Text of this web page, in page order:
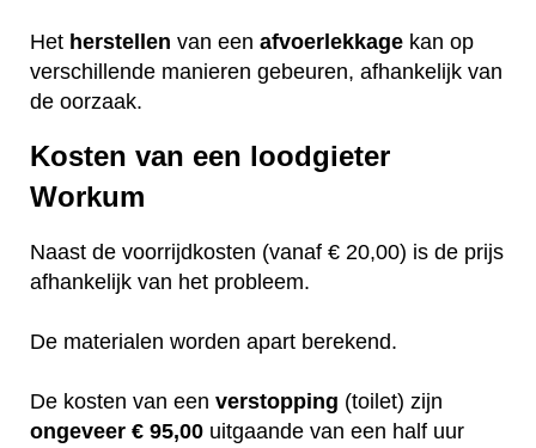
Het herstellen van een afvoerlekkage kan op
verschillende manieren gebeuren, afhankelijk van
de oorzaak.
Kosten van een loodgieter
Workum
Naast de voorrijdkosten (vanaf € 20,00) is de prijs
afhankelijk van het probleem.
De materialen worden apart berekend.
De kosten van een verstopping (toilet) zijn
ongeveer € 95,00 uitgaande van een half uur